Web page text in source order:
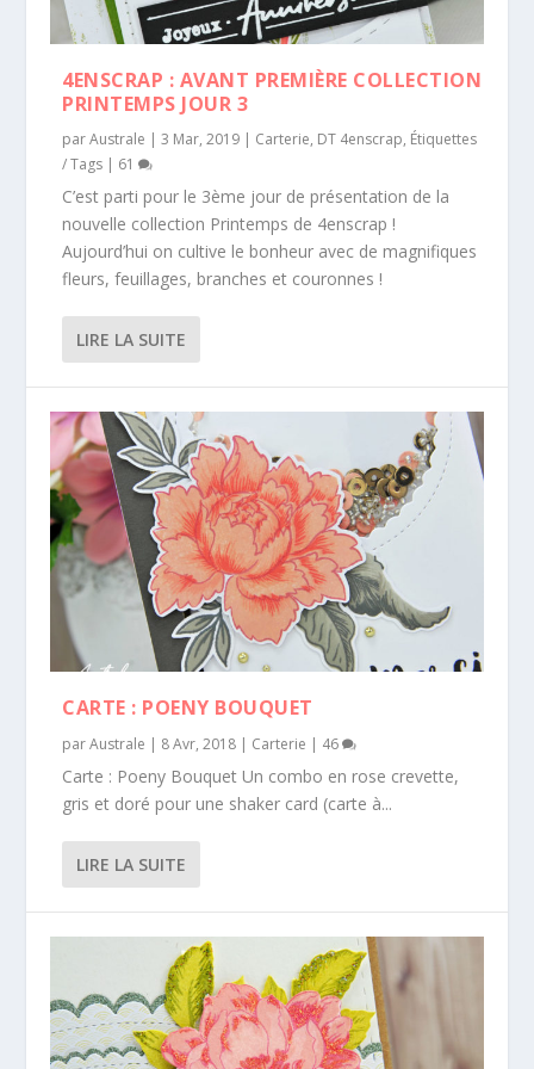
4ENSCRAP : AVANT PREMIÈRE COLLECTION
PRINTEMPS JOUR 3
parAustrale |3 Mar, 2019 | Carterie, DT 4enscrap, Étiquettes
/ Tags | 61
C’est parti pour le 3ème jour de présentation de la
nouvelle collection Printemps de 4enscrap !
Aujourd’hui on cultive le bonheur avec de magnifiques
fleurs, feuillages, branches et couronnes !
LIRE LA SUITE
CARTE : POENY BOUQUET
parAustrale | 8 Avr, 2018 | Carterie | 46
Carte : Poeny Bouquet Un combo en rose crevette,
gris et doré pour une shaker card (carte à...
LIRE LA SUITE